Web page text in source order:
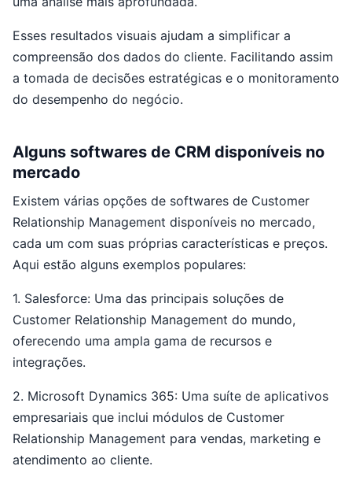
Esses resultados visuais ajudam a simplificar a
compreensão dos dados do cliente. Facilitando assim
a tomada de decisões estratégicas e o monitoramento
do desempenho do negócio.
Alguns softwares de CRM disponíveis no
mercado
Existem várias opções de softwares de Customer
Relationship Management disponíveis no mercado,
cada um com suas próprias características e preços.
Aqui estão alguns exemplos populares:
1. Salesforce: Uma das principais soluções de
Customer Relationship Management do mundo,
oferecendo uma ampla gama de recursos e
integrações.
2. Microsoft Dynamics 365: Uma suíte de aplicativos
empresariais que inclui módulos de Customer
Relationship Management para vendas, marketing e
atendimento ao cliente.